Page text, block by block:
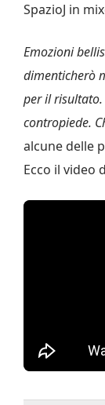
SpazioJ in
Emozioni
dimenticherò
per il
contropiede.
alcune delle
Ecco il video